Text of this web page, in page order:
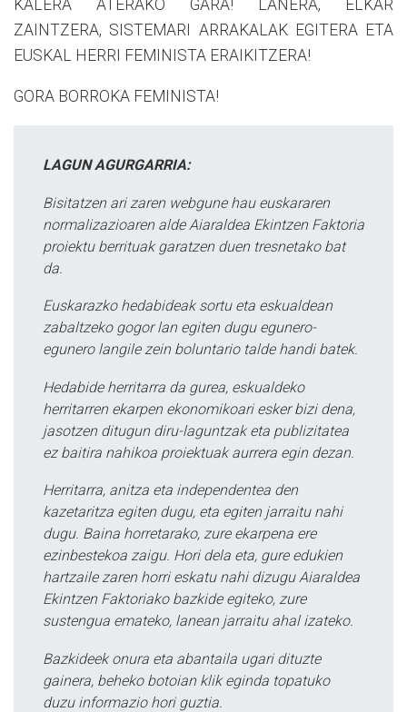
KALERA ATERAKO GARA! LANERA, ELKAR
ZAINTZERA, SISTEMARI ARRAKALAK EGITERA ETA
EUSKAL HERRI FEMINISTA ERAIKITZERA!
GORA BORROKA FEMINISTA!
LAGUN AGURGARRIA:
Bisitatzen ari zaren webgune hau euskararen
normalizazioaren alde Aiaraldea Ekintzen Faktoria
proiektu berrituak garatzen duen tresnetako bat
da.
Euskarazko hedabideak sortu eta eskualdean
zabaltzeko gogor lan egiten dugu egunero-
egunero langile zein boluntario talde handi batek.
Hedabide herritarra da gurea, eskualdeko
herritarren ekarpen ekonomikoari esker bizi dena,
jasotzen ditugun diru-laguntzak eta publizitatea
ez baitira nahikoa proiektuak aurrera egin dezan.
Herritarra, anitza eta independentea den
kazetaritza egiten dugu, eta egiten jarraitu nahi
dugu. Baina horretarako, zure ekarpena ere
ezinbestekoa zaigu. Hori dela eta, gure edukien
hartzaile zaren horri eskatu nahi dizugu Aiaraldea
Ekintzen Faktoriako bazkide egiteko, zure
sustengua emateko, lanean jarraitu ahal izateko.
Bazkideek onura eta abantaila ugari dituzte
gainera, beheko botoian klik eginda topatuko
duzu informazio hori guztia.